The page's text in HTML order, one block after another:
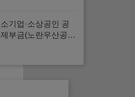
소기업·소상공인 공
제부금(노란우산공